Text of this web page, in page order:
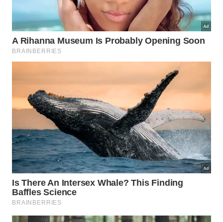
Fragmentos de ossos humanos lavados e
depositados cuidadosamente nos grandes
recipientes.
Restos fósseis de peixes capturados nos rios
próximos que serviam como alimento.
Carcaças e pedaços de tartarugas integrados
diretamente às cerimônias fúnebres da
comunidade.
Como a comunidade participou do